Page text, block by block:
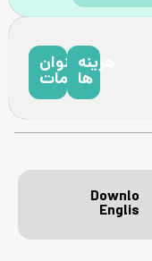
عنوان
خدمات
هزینه
ها
Download
English